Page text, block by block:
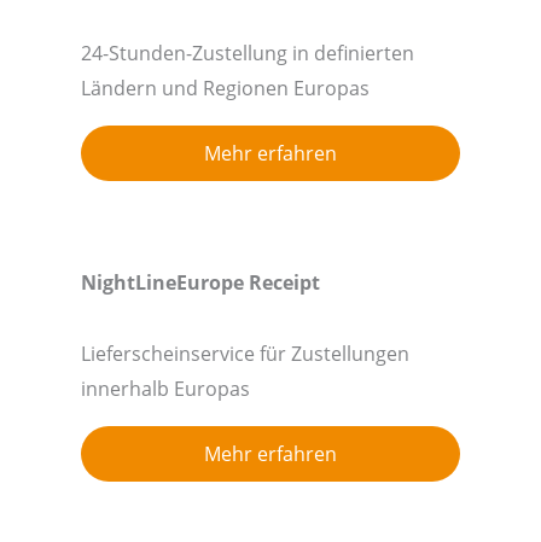
24-Stunden-Zustellung in definierten
Ländern und Regionen Europas
Mehr erfahren
NightLineEurope Receipt
Lieferscheinservice für Zustellungen
innerhalb Europas
Mehr erfahren